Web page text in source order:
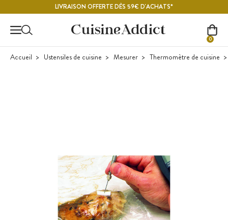
LIVRAISON OFFERTE DÈS 59€ D'ACHATS*
0
Accueil Ustensiles de cuisine Mesurer Thermomètre de cuisine